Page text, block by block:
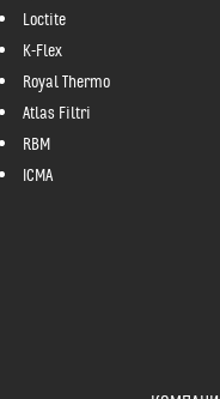
Loctite
K-Flex
Royal Thermo
Atlas Filtri
RBM
ICMA